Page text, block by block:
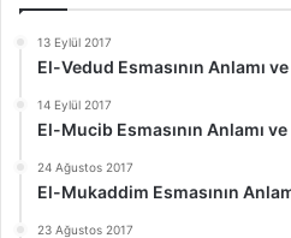
13 Eylül 2017
El-Vedud Esmasının Anlamı
14 Eylül 2017
El-Mucib Esmasının Anlamı
24 Ağustos 2017
El-Mukaddim Esmasının
23 Ağustos 2017